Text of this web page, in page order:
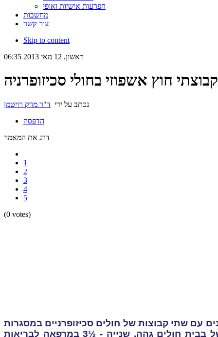
הפרעות אישיות ואופי
מחשבות
צור קשר
Skip to content
ראשון, 12 מאי 2013 06:35
חוץ אשפוזי בחולי סכיזופרניה
נכתב על ידי ד"ר מרק רויטמן
הדפסה
דרג את המאמר
1
2
3
4
5
(0 votes)
שלי היום, אנסה לעשות סיכום של עבודתי במשך ½7 שנים עם שתי קבוצות של חולים סכיזופרניים במסגרות
חוץ אשפוזיות . קבוצה ראשונה נמשכה 4 שנים במרפאת חוץ של בבית חולים גהה. שנייה - ½3 במרפאה לבריאות